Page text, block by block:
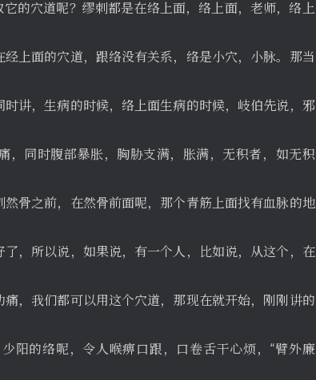
的穴道呢？缪刺都是在络上面，络上面，老师，络上
上面的穴道，跟络没有关系，络是小穴，小脉。那当
讲，生病的时候，络上面生病的时候，岐伯先说，邪
，同时腹部暴胀，胸胁支满，胀满，无积者，如无积
骨之前，在然骨前面呢，那个青筋上面找有血脉的地
，所以说，如果说，有一个人，比如说，从这个，在
，我们都可以用这个穴道，那现在就开始，刚刚讲的
阳的络呢，令人喉痹口跟，口卷舌干心烦，“臂外廉